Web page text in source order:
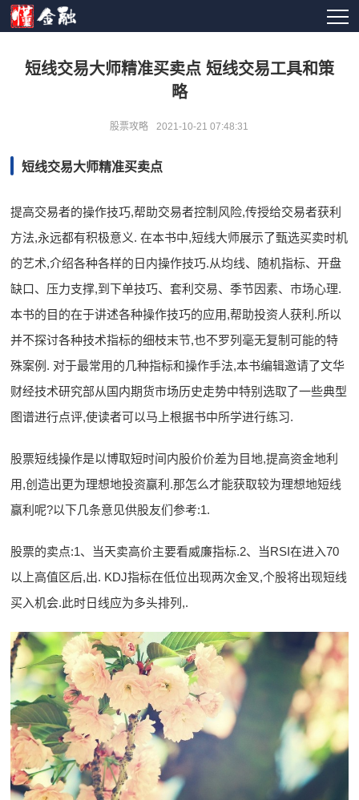
短线交易大师精准买卖点 短线交易工具和策
略
股票攻略 2021-10-21 07:48:31
短线交易大师精准买卖点
提高交易者的操作技巧,帮助交易者控制风险,传授给交易者获利
方法,永远都有积极意义. 在本书中,短线大师展示了甄选买卖时机
的艺术,介绍各种各样的日内操作技巧.从均线、随机指标、开盘
缺口、压力支撑,到下单技巧、套利交易、季节因素、市场心理.
本书的目的在于讲述各种操作技巧的应用,帮助投资人获利.所以
并不探讨各种技术指标的细枝末节,也不罗列毫无复制可能的特
殊案例. 对于最常用的几种指标和操作手法,本书编辑邀请了文华
财经技术研究部从国内期货市场历史走势中特别选取了一些典型
图谱进行点评,使读者可以马上根据书中所学进行练习.
股票短线操作是以博取短时间内股价价差为目地,提高资金地利
用,创造出更为理想地投资赢利.那怎么才能获取较为理想地短线
赢利呢?以下几条意见供股友们参考:1.
股票的卖点:1、当天卖高价主要看威廉指标.2、当RSI在进入70
以上高值区后,出. KDJ指标在低位出现两次金叉,个股将出现短线
买入机会.此时日线应为多头排列,.